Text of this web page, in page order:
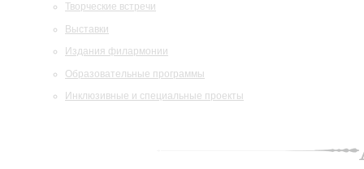
Творческие встречи
Выставки
Издания филармонии
Образовательные программы
Инклюзивные и специальные проекты